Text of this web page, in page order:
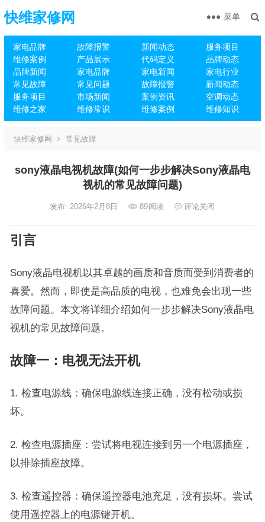
快维家修网
家电品牌 故障报警 新闻动态
服务项目
维修案例
产品展示 代码定义
品牌动态
品牌新闻
家电品牌 家电新闻
家电行业
常见故障
常见问题 故障报警
新闻动态
服务项目
市场新闻 案例资讯
空调动态
维修之家
维修常识 维修案例 维修知识
菜单
快维家修网 常见故障
sony液晶电视机故障(如何一步步解决Sony液晶电
视机的常见故障问题)
发布: 2026年2月8日 89阅读 评论关闭
引言
Sony液晶电视机以其卓越的画质和音质而受到消费者的
喜爱。然而，即使是高品质的电视，也难免会出现一些
故障问题。本文将详细介绍如何一步步解决Sony液晶电
视机的常见故障问题。
故障一：电视无法开机
1. 检查电源线：确保电源线连接正确，没有松动或损
坏。
2. 检查电源插座：尝试将电视连接到另一个电源插座，
以排除插座故障。
3. 检查遥控器：确保遥控器电池充足，没有损坏。尝试
使用遥控器上的电源键开机。